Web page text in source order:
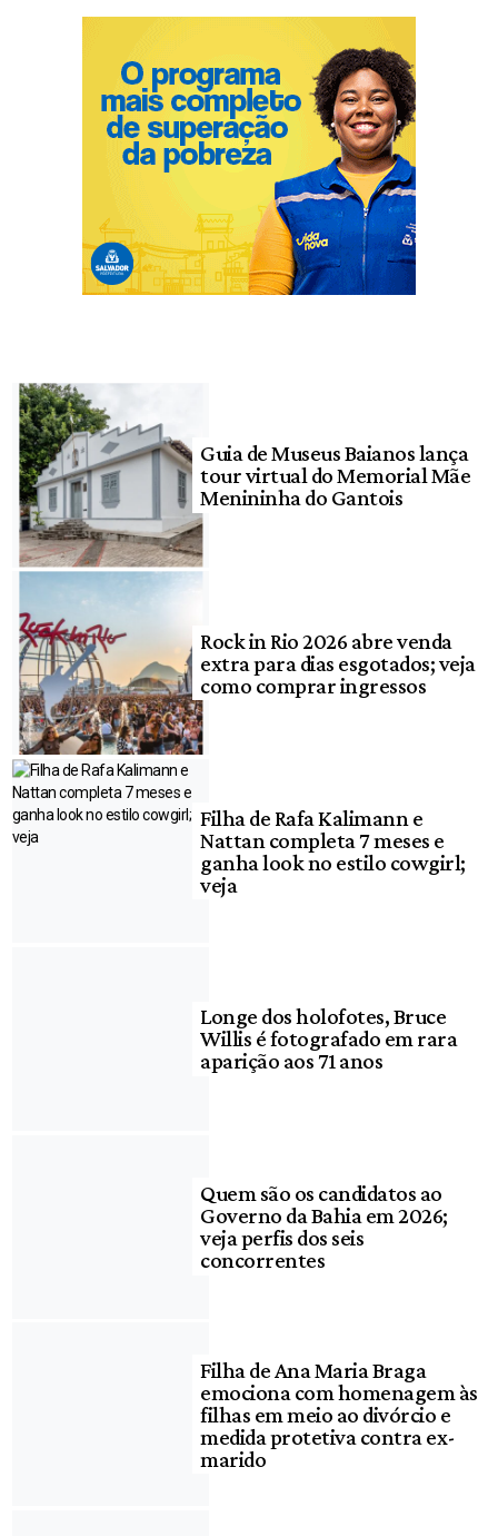
Guia de Museus Baianos lança
tour virtual do Memorial Mãe
Menininha do Gantois
Rock in Rio 2026 abre venda
extra para dias esgotados; veja
como comprar ingressos
Filha de Rafa Kalimann e
Nattan completa 7 meses e
ganha look no estilo cowgirl;
veja
Longe dos holofotes, Bruce
Willis é fotografado em rara
aparição aos 71 anos
Quem são os candidatos ao
Governo da Bahia em 2026;
veja perfis dos seis
concorrentes
Filha de Ana Maria Braga
emociona com homenagem às
filhas em meio ao divórcio e
medida protetiva contra ex-
marido